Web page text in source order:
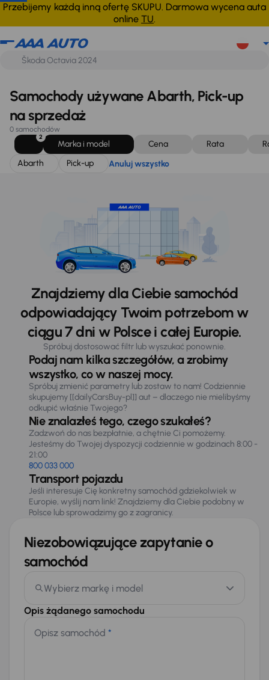
Przebijemy każdą inną ofertę SKUPU. Darmowa wycena auta
online TU.
Abarth Pick-up Anuluj wszystko
Samochody używane Abarth, Pick-up
na sprzedaż
0 samochodów
2
Marka i model Cena Rata
Abarth
Pick-up Anuluj wszystko
Znajdziemy dla Ciebie samochód
odpowiadający Twoim potrzebom w
ciągu 7 dni w Polsce i całej Europie.
Spróbuj dostosować filtr lub wyszukać ponownie.
Podaj nam kilka szczegółów, a zrobimy
wszystko, co w naszej mocy.
Spróbuj zmienić parametry lub zostaw to nam! Codziennie
skupujemy [[dailyCarsBuy-pl]] aut – dlaczego nie mielibyśmy
odkupić właśnie Twojego?
Nie znalazłeś tego, czego szukałeś?
Zadzwoń do nas bezpłatnie, a chętnie Ci pomożemy.
Jesteśmy do Twojej dyspozycji codziennie w godzinach 8:00 -
21:00
800 033 000
Transport pojazdu
Jeśli interesuje Cię konkretny samochód gdziekolwiek w
Europie, wyślij nam link! Znajdziemy dla Ciebie podobny w
Polsce lub sprowadzimy go z zagranicy.
Niezobowiązujące zapytanie o
samochód
Wybierz markę i model
Opis żądanego samochodu
Opisz samochód *